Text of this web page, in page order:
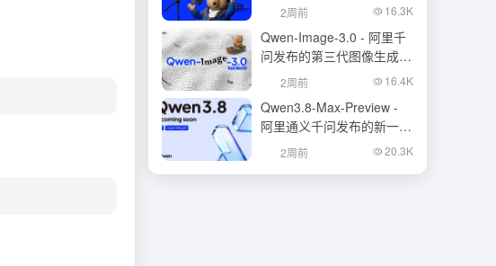
成大模型
2周前 16.3K
Qwen-Image-3.0 - 阿里千
问发布的第三代图像生成基
础模型
2周前 16.4K
Qwen3.8-Max-Preview -
阿里通义千问发布的新一代
旗舰大模型
2周前 20.3K